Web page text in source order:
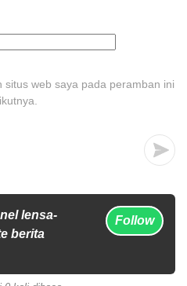
situs web saya pada peramban ini
lensa-
berita
Follow